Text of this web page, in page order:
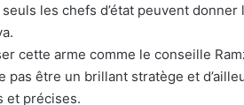
les chefs d’état peuvent
cette arme comme le conseille
être un brillant stratège et
et précises.